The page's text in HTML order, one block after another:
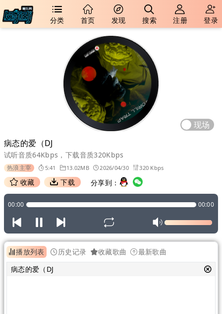
分类 首页 发现 搜索 注册 登录
现场
病态的爱（DJ
试听音质64Kbps，下载音质320Kbps
热浪主宰 5:41 13.02MB 2026/04/30 320 Kbps
收藏 下载 分享到：
00:00 00:00
播放列表 历史记录 收藏歌曲
最新歌曲
病态的爱（DJ